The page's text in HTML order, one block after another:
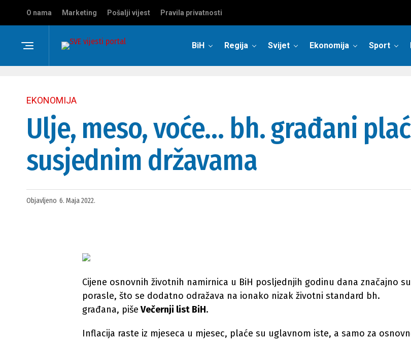
O nama Marketing Pošalji vijest Pravila privatnosti
BiH Regija Svijet Ekonomija Sport
EKONOMIJA
Ulje, meso, voće… bh. građani
susjednim državama
Objavljeno 6. Maja 2022.
Cijene osnovnih životnih namirnica u BiH posljednjih godinu dana značajno su
porasle, što se dodatno odražava na ionako nizak životni standard bh.
građana, pišeVečernji list BiH.
Inflacija raste iz mjeseca u mjesec, plaće su uglavnom iste, a samo za